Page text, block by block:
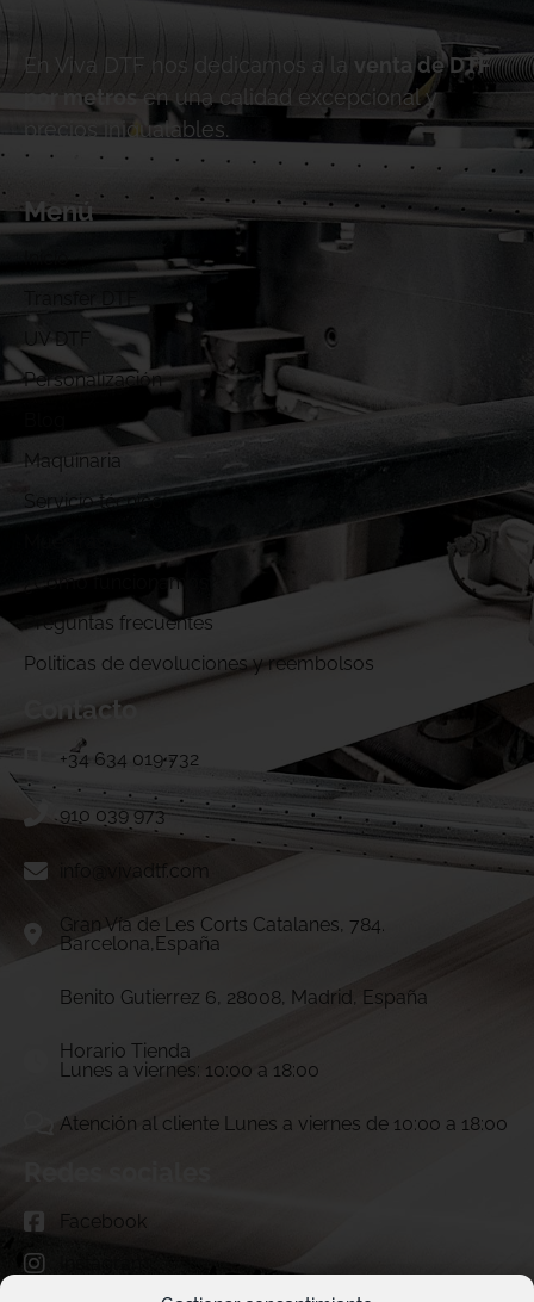
En Viva DTF nos dedicamos a la
venta de DTF
por metros
en una calidad excepcional y
precios inigualables.
Menú
UV DTF
Personalización
Maquinaria
Servicio técnico
¿Cómo funcionamos?
Preguntas frecuentes
Politicas de devoluciones y reembolsos
Contacto
+34 634 019 732
910 039 973
info@vivadtf.com
Gran Vía de Les Corts Catalanes, 784.
Barcelona,España
Benito Gutierrez 6, 28008, Madrid, España
Horario Tienda
Lunes a viernes: 10:00 a 18:00
Atención al cliente Lunes a viernes de 10:00 a 18:00
Facebook